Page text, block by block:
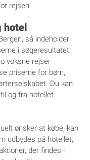
rejsen.
hotel
så indeholder
i søgeresultatet
voksne rejser
priserne for børn,
Du kan
og fra hotellet.
ønsker at købe, kan
udbydes på hotellet,
der findes i